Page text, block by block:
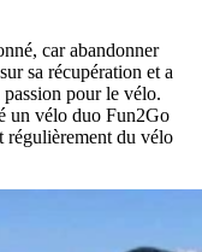
car abandonner
sa récupération et a
pour le vélo.
un vélo duo Fun2Go
régulièrement du vélo